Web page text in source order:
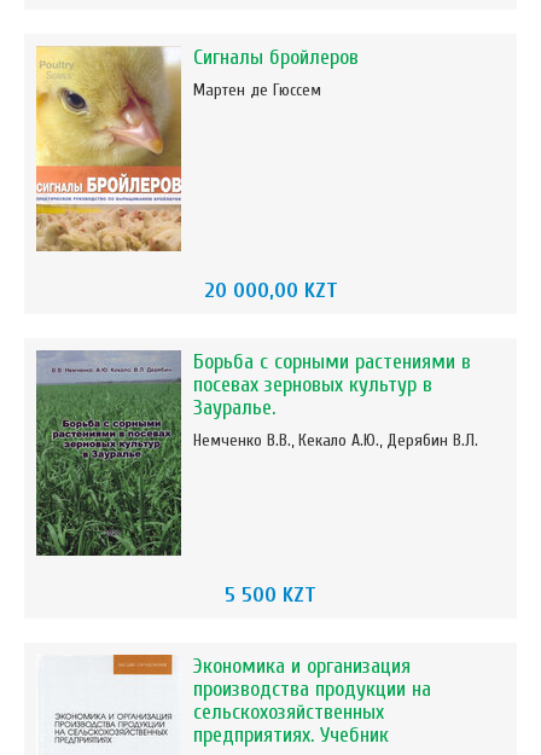
Сигналы бройлеров
Мартен де Гюссем
20 000,00 KZT
Борьба с сорными растениями в
посевах зерновых культур в
Зауралье.
Немченко В.В., Кекало А.Ю., Дерябин В.Л.
5 500 KZT
Экономика и организация
производства продукции на
сельскохозяйственных
предприятиях. Учебник